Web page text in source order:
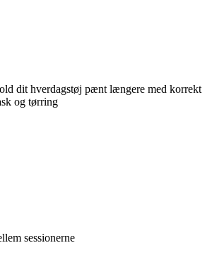
dit hverdagstøj pænt længere med korrekt
og tørring
sessionerne